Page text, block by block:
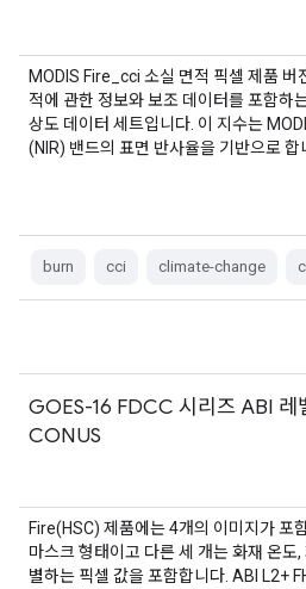
MODIS Fire_cci 소실 면적 픽셀 제품 버
적에 관한 정보와 보조 데이터를 포함하
상도 데이터 세트입니다. 이 지수는
(NIR) 밴드의 표면 반사율을 기반으로 합
burn cci climate-change
GOES-16 FDCC 시리즈 ABI 레
CONUS
Fire(HSC) 제품에는 4개의 이미지가 포
마스크 형태이고 다른 세 개는 화재 온도
별하는 픽셀 값을 포함합니다. ABI L2+